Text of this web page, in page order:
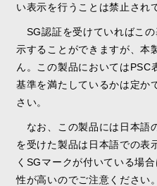
い表示を行う ことは禁止され
SG認証を受けていればこ
示することができ ますが、本
ん。この製品においてはPSC
基準を満たしているかは定か
さい。
なお、この製品には日本語
を受けた製品は日本語での表
く SGマークが付いている場合
性が高いのでご注意ください。